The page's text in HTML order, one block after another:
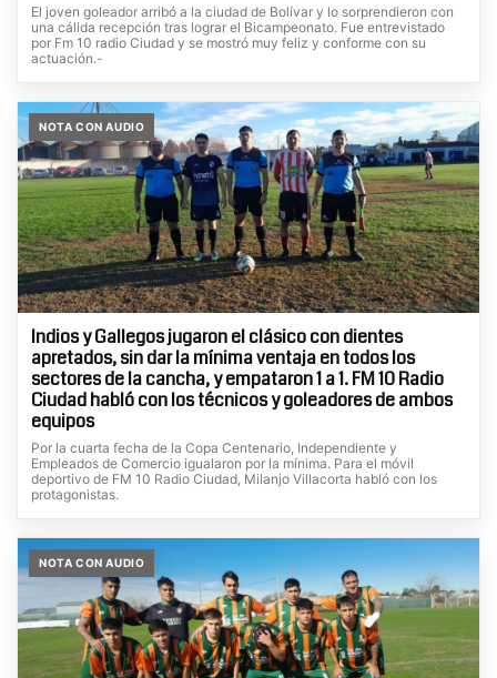
El joven goleador arribó a la ciudad de Bolívar y lo sorprendieron con
una cálida recepción tras lograr el Bicampeonato. Fue entrevistado
por Fm 10 radio Ciudad y se mostró muy feliz y conforme con su
actuación.-
NOTA CON AUDIO
Indios y Gallegos jugaron el clásico con dientes
apretados, sin dar la mínima ventaja en todos los
sectores de la cancha, y empataron 1 a 1. FM 10 Radio
Ciudad habló con los técnicos y goleadores de ambos
equipos
Por la cuarta fecha de la Copa Centenario, Independiente y
Empleados de Comercio igualaron por la mínima. Para el móvil
deportivo de FM 10 Radio Ciudad, Milanjo Villacorta habló con los
protagonistas.
NOTA CON AUDIO